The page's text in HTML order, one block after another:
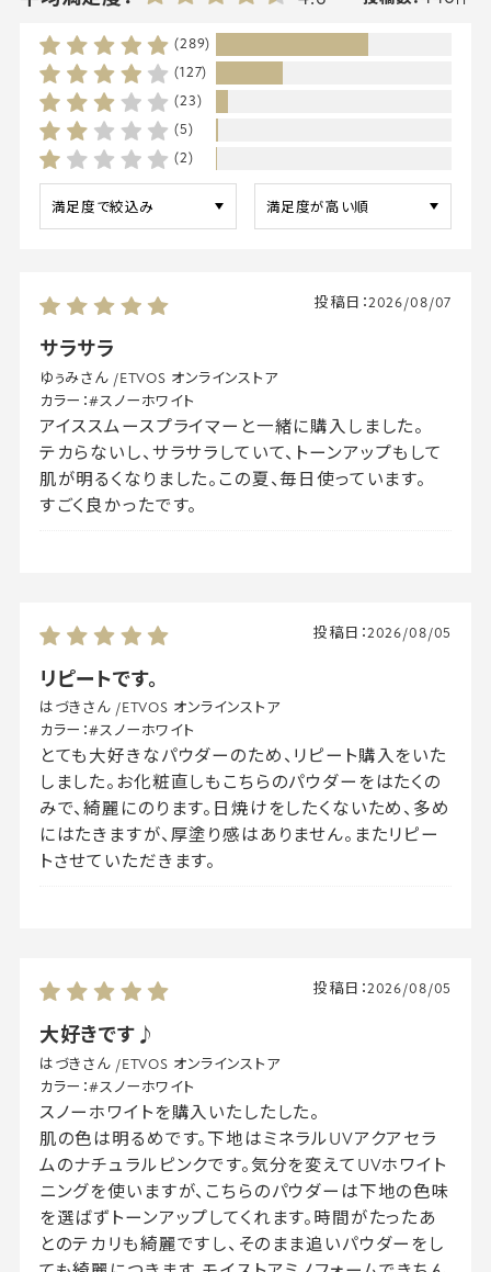
(289)
(127)
(23)
(5)
(2)
サラサラ
投稿日：2026/08/07
ゆぅみさん /ETVOS オンラインストア
カラー：#スノーホワイト
アイススムースプライマーと一緒に購入しました。
テカらないし、サラサラしていて、トーンアップもして
肌が明るくなりました。この夏、毎日使っています。
すごく良かったです。
リピートです。
投稿日：2026/08/05
はづきさん /ETVOS オンラインストア
カラー：#スノーホワイト
とても大好きなパウダーのため、リピート購入をいた
しました。お化粧直しもこちらのパウダーをはたくの
みで、綺麗にのります。日焼けをしたくないため、多め
にはたきますが、厚塗り感はありません。またリピー
トさせていただきます。
大好きです♪
投稿日：2026/08/05
はづきさん /ETVOS オンラインストア
カラー：#スノーホワイト
スノーホワイトを購入いたしたした。
肌の色は明るめです。下地はミネラルUVアクアセラ
ムのナチュラルピンクです。気分を変えてUVホワイト
ニングを使いますが、こちらのパウダーは下地の色味
を選ばずトーンアップしてくれます。時間がたったあ
とのテカリも綺麗ですし、そのまま追いパウダーをし